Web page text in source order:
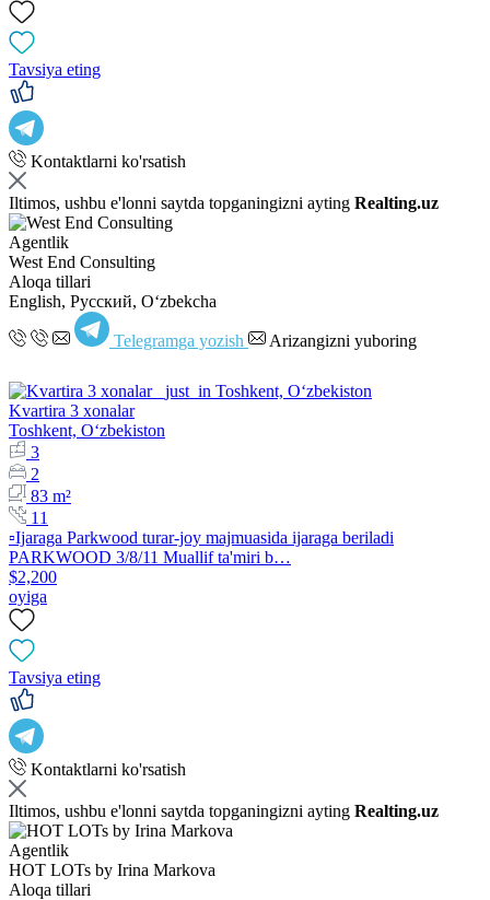
Tavsiya eting
Kontaktlarni ko'rsatish
Iltimos, ushbu e'lonni saytda topganingizni ayting Realting.uz
Agentlik
West End Consulting
Aloqa tillari
English, Русский, Oʻzbekcha
Telegramga yozish Arizangizni yuboring
Kvartira 3 xonalar
Toshkent, Oʻzbekiston
3
2
83 m²
11
▫️Ijaraga Parkwood turar-joy majmuasida ijaraga beriladi
PARKWOOD 3/8/11 Muallif ta'miri b…
$2,200
oyiga
Tavsiya eting
Kontaktlarni ko'rsatish
Iltimos, ushbu e'lonni saytda topganingizni ayting Realting.uz
Agentlik
HOT LOTs by Irina Markova
Aloqa tillari